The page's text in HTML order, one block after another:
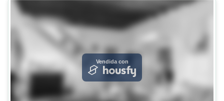
Vendida con